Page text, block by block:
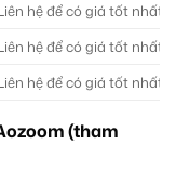
hệ để có giá tốt nhất
hệ để có giá tốt nhất
hệ để có giá tốt nhất
(tham